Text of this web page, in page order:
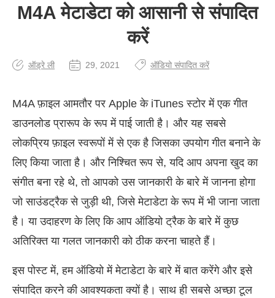
M4A मेटाडेटा को आसानी से संपादित
करें
ऑड्रे ली 29, 2021 ऑडियो संपादित करें
M4A फ़ाइल आमतौर पर Apple के iTunes स्टोर में एक गीत
डाउनलोड प्रारूप के रूप में पाई जाती है। और यह सबसे
लोकप्रिय फ़ाइल स्वरूपों में से एक है जिसका उपयोग गीत बनाने के
लिए किया जाता है। और निश्चित रूप से, यदि आप अपना खुद का
संगीत बना रहे थे, तो आपको उस जानकारी के बारे में जानना होगा
जो साउंडट्रैक से जुड़ी थी, जिसे मेटाडेटा के रूप में भी जाना जाता
है। या उदाहरण के लिए कि आप ऑडियो ट्रैक के बारे में कुछ
अतिरिक्त या गलत जानकारी को ठीक करना चाहते हैं।
इस पोस्ट में, हम ऑडियो में मेटाडेटा के बारे में बात करेंगे और इसे
संपादित करने की आवश्यकता क्यों है। साथ ही सबसे अच्छा टूल